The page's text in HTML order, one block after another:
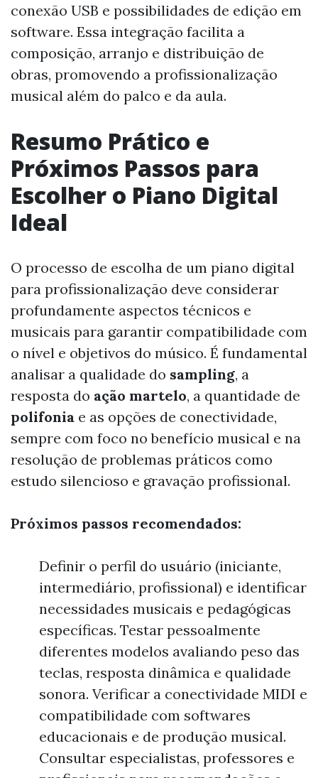
conexão USB e possibilidades de edição em
software. Essa integração facilita a
composição, arranjo e distribuição de
obras, promovendo a profissionalização
musical além do palco e da aula.
Resumo Prático e
Próximos Passos para
Escolher o Piano Digital
Ideal
O processo de escolha de um piano digital
para profissionalização deve considerar
profundamente aspectos técnicos e
musicais para garantir compatibilidade com
o nível e objetivos do músico. É fundamental
analisar a qualidade do sampling, a
resposta do ação martelo, a quantidade de
polifonia e as opções de conectividade,
sempre com foco no benefício musical e na
resolução de problemas práticos como
estudo silencioso e gravação profissional.
Próximos passos recomendados:
Definir o perfil do usuário (iniciante,
intermediário, profissional) e identificar
necessidades musicais e pedagógicas
específicas. Testar pessoalmente
diferentes modelos avaliando peso das
teclas, resposta dinâmica e qualidade
sonora. Verificar a conectividade MIDI e
compatibilidade com softwares
educacionais e de produção musical.
Consultar especialistas, professores e